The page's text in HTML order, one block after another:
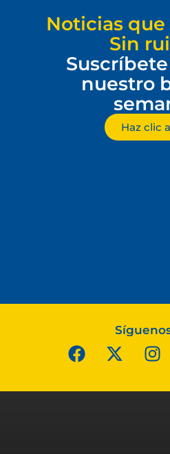
Noticias
Sin
nuestro
Haz clic